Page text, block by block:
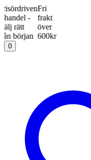
-
Fri
frakt
över
600kr
0